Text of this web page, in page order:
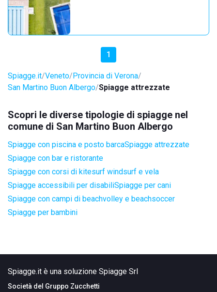
1
Spiagge.it Veneto Provincia di Verona
San Martino Buon Albergo Spiagge attrezzate
Scopri le diverse tipologie di spiagge nel
comune di San Martino Buon Albergo
Spiagge con piscina e posto barcaSpiagge attrezzate
Spiagge con bar e ristorante
Spiagge con corsi di kitesurf windsurf e vela
Spiagge accessibili per disabiliSpiagge per cani
Spiagge con campi di beachvolley e beachsoccer
Spiagge per bambini
Spiagge.it è una soluzione Spiagge Srl
Società del Gruppo Zucchetti